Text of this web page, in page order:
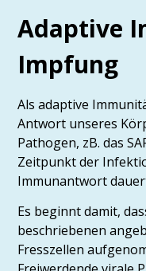
Adaptive
Impfung
Als adaptive
Antwort unseres
Pathogen, zB. das
Zeitpunkt der
Immunantwort
Es beginnt damit,
beschriebenen
Fresszellen